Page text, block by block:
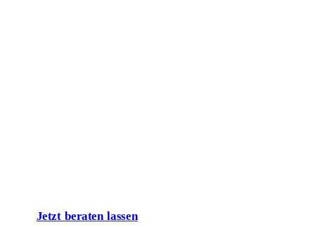
Jetzt beraten lassen